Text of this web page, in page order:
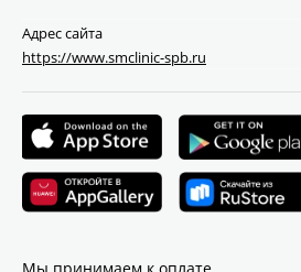
Адрес сайта
https://www.smclinic-spb.ru